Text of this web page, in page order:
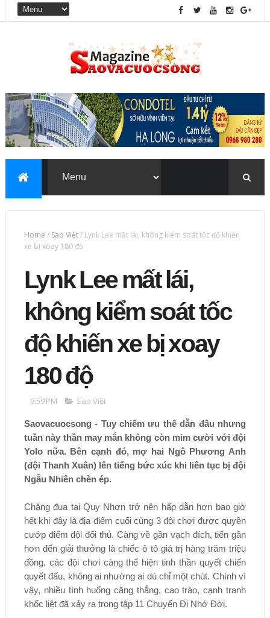
Home / Sao Việt/ Lynk Lee mất lái, không kiểm soát tốc độ khiến
xe bị xoay 180 độ
Lynk Lee mất lái,
không kiểm soát tốc
độ khiến xe bị xoay
180 độ
9:59 PM Sao Việt
Saovacuocsong - Tuy chiếm ưu thế dẫn đầu nhưng
tuần này thần may mắn không còn mỉm cười với đội
Yolo nữa. Bên cạnh đó, mợ hai Ngô Phương Anh
(đội Thanh Xuân) lên tiếng bức xúc khi liên tục bị đội
Ngẫu Nhiên chèn ép.
Chặng đua tại Quy Nhơn trở nên hấp dẫn hơn bao giờ
hết khi đây là địa điểm cuối cùng 3 đội chơi được quyền
cướp điểm đội đối thủ. Càng về gần vạch đích, tiến gần
hơn đến giải thưởng là chiếc ô tô giá trị hàng trăm triệu
đồng, các đội chơi càng thể hiện tinh thần quyết chiến
quyết đấu, không ai nhường ai dù chỉ một chút. Chính vì
vậy, nhiều tình huống căng thẳng, cao trào, cạnh tranh
khốc liệt đã xảy ra trong tập 11 Chuyến Đi Nhớ Đời.